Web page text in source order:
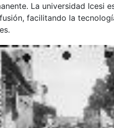
La universidad Icesi
facilitando la